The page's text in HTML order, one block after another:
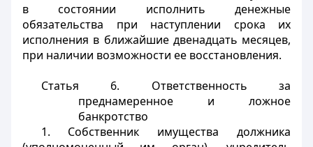
в состоянии исполнить денежные
обязательства при наступлении срока их
исполнения в ближайшие двенадцать месяцев,
при наличии возможности ее восстановления.
Статья 6. Ответственность за
преднамеренное и ложное
банкротство
1. Собственник имущества должника